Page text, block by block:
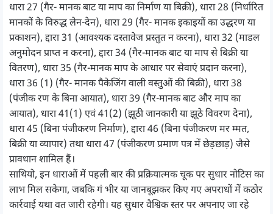
धारा 27 (गैर- मानक बाट या माप का निर्माण या बिक्री), धारा 28 (निर्धारित
मानकों के विरुद्ध लेन-देन), धारा 29 (गैर- मानक इकाइयों का उद्धरण या
प्रकाशन), द्दारा 31 (आवश्यक दस्तावेज प्रस्तुत न करना), धारा 32 (माडल
अनुमोदन प्राप्त न करना), द्दारा 34 (गैर-मानक बाट या माप से बिक्री या
वितरण), धारा 35 (गैर-मानक माप के आधार पर सेवाएं प्रदान करना),
धारा 36 (1) (गैर- मानक पैकेजिंग वाली वस्तुओं की बिक्री), धारा 38
(पंजीक रण के बिना आयात), धारा 39 (गैर-मानक बाट और माप का
आयात), धारा 41(1) एवं 41(2) (झूठी जानकारी या झूठे विवरण देना),
धारा 45 (बिना पंजीकरण निर्माण), द्दारा 46 (बिना पंजीकरण मर म्मत,
बिक्री या व्यापार) तथा धारा 47 (पंजीकरण प्रमाण पत्र में छेड़छाड़) जैसे
प्रावधान शामिल हैं।
साथियो, इन धाराओं में पहली बार की प्रक्रियात्मक चूक पर सुधार नोटिस का
लाभ मिल सकेगा, जबकि गं भीर या जानबूझकर किए गए अपराधों में कठोर
कार्रवाई यथा वत जारी रहेगी। यह सुधार वैश्विक स्तर पर अपनाए जा रहे